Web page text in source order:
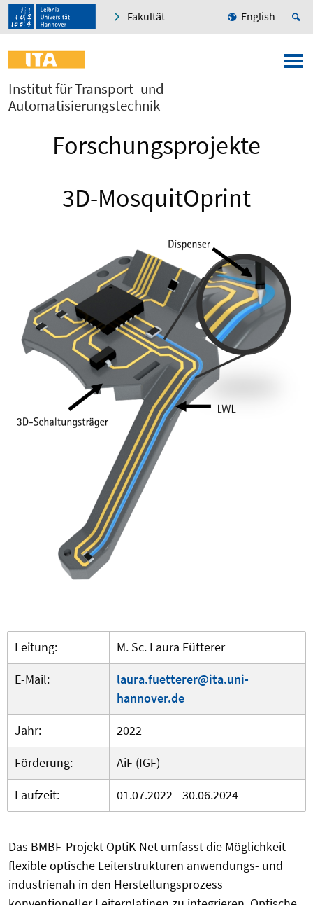
Fakultät English
Institut für Transport- und
Automatisierungstechnik
Forschungsprojekte
3D-MosquitOprint
Leitung:
M. Sc. Laura Fütterer
E-Mail:
laura.fuetterer@ita.uni-
hannover.de
Jahr:
2022
Förderung:
AiF (IGF)
Laufzeit:
01.07.2022 - 30.06.2024
Das BMBF-Projekt OptiK-Net umfasst die Möglichkeit
flexible optische Leiterstrukturen anwendungs- und
industrienah in den Herstellungsprozess